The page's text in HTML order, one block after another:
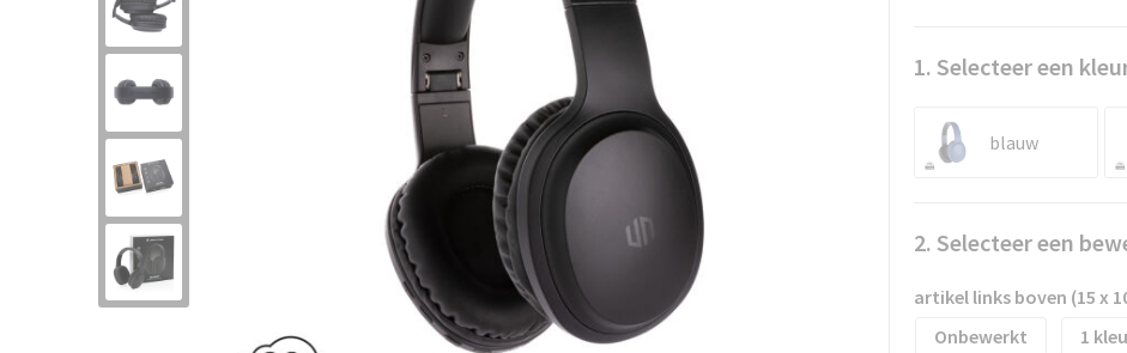
1. Selecteer een
blauw
2. Selecteer een
artikel links boven (15 x
Onbewerkt
1